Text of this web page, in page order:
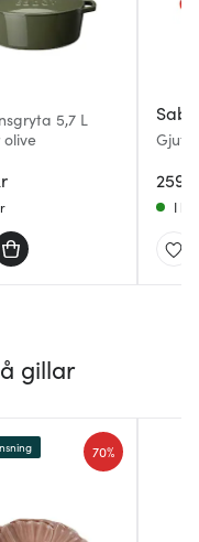
5,7 L
I
gillar
70%